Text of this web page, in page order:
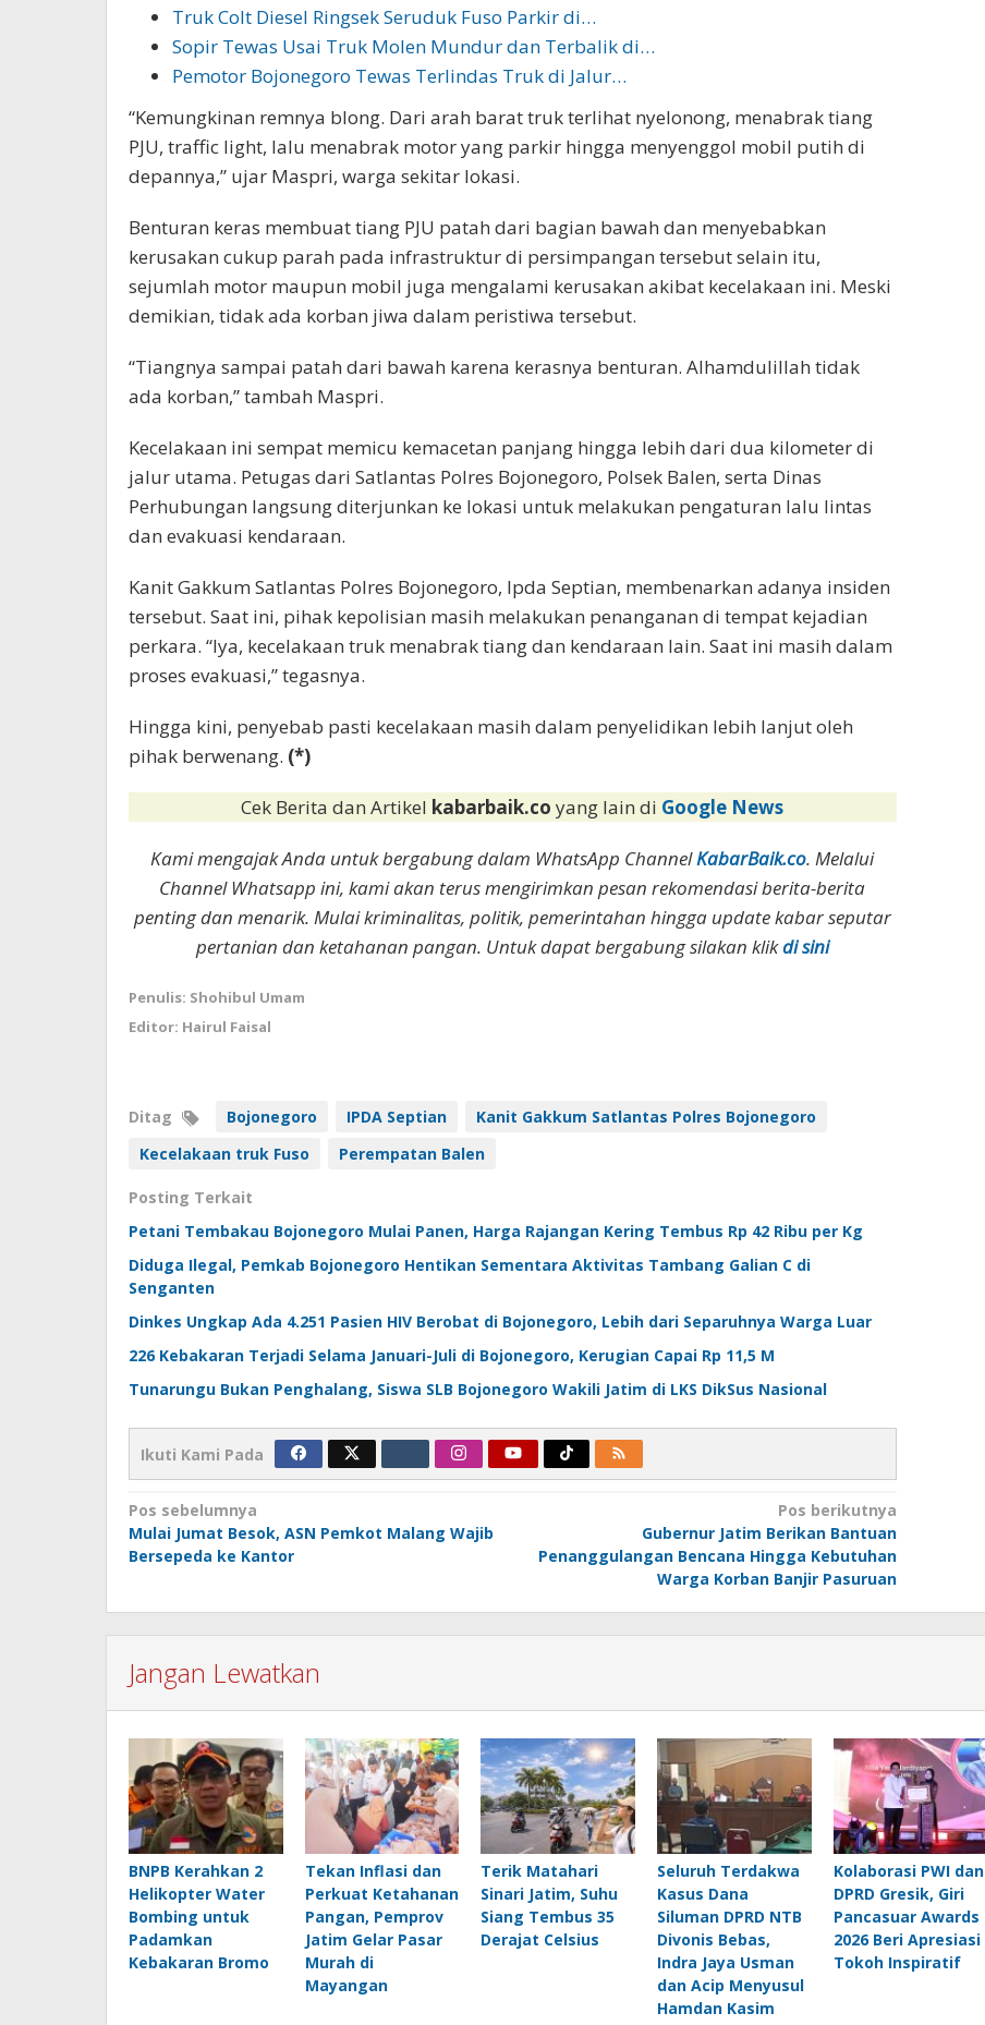
Truk Colt Diesel Ringsek Seruduk Fuso Parkir di…
Sopir Tewas Usai Truk Molen Mundur dan Terbalik di…
Pemotor Bojonegoro Tewas Terlindas Truk di Jalur…
“Kemungkinan remnya blong. Dari arah barat truk terlihat nyelonong, menabrak tiang
PJU, traffic light, lalu menabrak motor yang parkir hingga menyenggol mobil putih di
depannya,” ujar Maspri, warga sekitar lokasi.
Benturan keras membuat tiang PJU patah dari bagian bawah dan menyebabkan
kerusakan cukup parah pada infrastruktur di persimpangan tersebut selain itu,
sejumlah motor maupun mobil juga mengalami kerusakan akibat kecelakaan ini. Meski
demikian, tidak ada korban jiwa dalam peristiwa tersebut.
“Tiangnya sampai patah dari bawah karena kerasnya benturan. Alhamdulillah tidak
ada korban,” tambah Maspri.
Kecelakaan ini sempat memicu kemacetan panjang hingga lebih dari dua kilometer di
jalur utama. Petugas dari Satlantas Polres Bojonegoro, Polsek Balen, serta Dinas
Perhubungan langsung diterjunkan ke lokasi untuk melakukan pengaturan lalu lintas
dan evakuasi kendaraan.
Kanit Gakkum Satlantas Polres Bojonegoro, Ipda Septian, membenarkan adanya insiden
tersebut. Saat ini, pihak kepolisian masih melakukan penanganan di tempat kejadian
perkara. “Iya, kecelakaan truk menabrak tiang dan kendaraan lain. Saat ini masih dalam
proses evakuasi,” tegasnya.
Hingga kini, penyebab pasti kecelakaan masih dalam penyelidikan lebih lanjut oleh
pihak berwenang. (*)
Cek Berita dan Artikel kabarbaik.coyang lain di Google News
Kami mengajak Anda untuk bergabung dalam WhatsApp ChannelKabarBaik.co. Melalui
Channel Whatsapp ini, kami akan terus mengirimkan pesan rekomendasi berita-berita
penting dan menarik. Mulai kriminalitas, politik, pemerintahan hingga update kabar seputar
pertanian dan ketahanan pangan. Untuk dapat bergabung silakan klikdi sini
Penulis: Shohibul Umam
Editor: Hairul Faisal
Ditag Bojonegoro IPDA Septian
Kanit Gakkum Satlantas Polres Bojonegoro
Kecelakaan truk Fuso
Perempatan Balen
Posting Terkait
Petani Tembakau Bojonegoro Mulai Panen, Harga Rajangan Kering Tembus Rp 42 Ribu per Kg
Diduga Ilegal, Pemkab Bojonegoro Hentikan Sementara Aktivitas Tambang Galian C di
Senganten
Dinkes Ungkap Ada 4.251 Pasien HIV Berobat di Bojonegoro, Lebih dari Separuhnya Warga Luar
226 Kebakaran Terjadi Selama Januari-Juli di Bojonegoro, Kerugian Capai Rp 11,5 M
Tunarungu Bukan Penghalang, Siswa SLB Bojonegoro Wakili Jatim di LKS DikSus Nasional
Ikuti Kami Pada
Navigasi
pos
Pos sebelumnya
Mulai Jumat Besok, ASN Pemkot Malang Wajib
Bersepeda ke Kantor
Pos berikutnya
Gubernur Jatim Berikan Bantuan
Penanggulangan Bencana Hingga Kebutuhan
Warga Korban Banjir Pasuruan
Jangan Lewatkan
BNPB Kerahkan 2
Helikopter Water
Bombing untuk
Padamkan
Kebakaran Bromo
Tekan Inflasi dan
Perkuat Ketahanan
Pangan, Pemprov
Jatim Gelar Pasar
Murah di
Mayangan
Terik Matahari
Sinari Jatim, Suhu
Siang Tembus 35
Derajat Celsius
Seluruh Terdakwa
Kasus Dana
Siluman DPRD NTB
Divonis Bebas,
Indra Jaya Usman
dan Acip Menyusul
Hamdan Kasim
Kolaborasi PWI dan
DPRD Gresik, Giri
Pancasuar Awards
2026 Beri Apresiasi
Tokoh Inspiratif